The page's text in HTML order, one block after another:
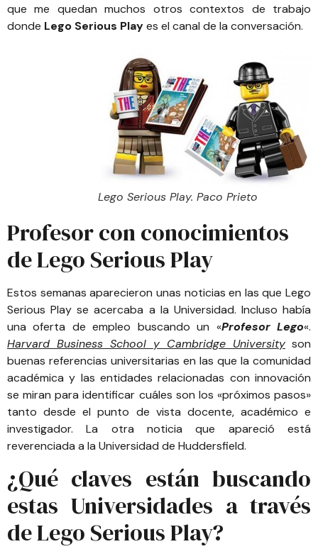
que me quedan muchos otros contextos de trabajo
donde Lego Serious Playes el canal de la conversación.
Lego Serious Play. Paco Prieto
Profesor con conocimientos
de Lego Serious Play
Estos semanas aparecieron unas noticias en las que Lego
Serious Play se acercaba a la Universidad. Incluso había
una oferta de empleo buscando un «Profesor Lego«.
Harvard Business School y Cambridge University son
buenas referencias universitarias en las que la comunidad
académica y las entidades relacionadas con innovación
se miran para identificar cuáles son los «próximos pasos»
tanto desde el punto de vista docente, académico e
investigador. La otra noticia que apareció está
reverenciada a la Universidad de Huddersfield.
¿Qué claves están buscando
estas Universidades a través
de Lego Serious Play?